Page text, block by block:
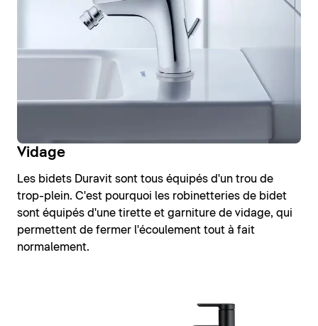
Vidage
Les bidets Duravit sont tous équipés d'un trou de
trop-plein. C'est pourquoi les robinetteries de bidet
sont équipés d'une tirette et garniture de vidage, qui
permettent de fermer l'écoulement tout à fait
normalement.